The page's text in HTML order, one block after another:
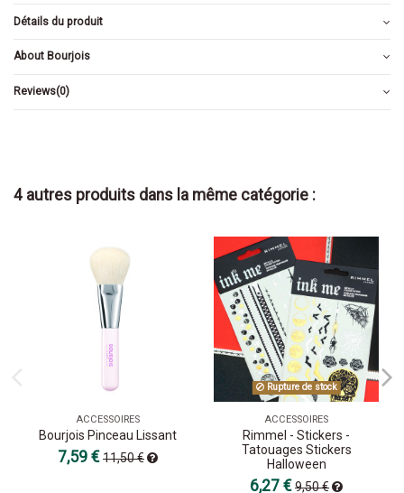
Détails du produit
About Bourjois
Reviews(0)
4 autres produits dans la même catégorie :
ACCESSOIRES
Bourjois Pinceau Lissant
7,59 €11,50 €
Rupture de stock
ACCESSOIRES
Rimmel - Stickers -
Tatouages Stickers
Halloween
6,27 €9,50 €